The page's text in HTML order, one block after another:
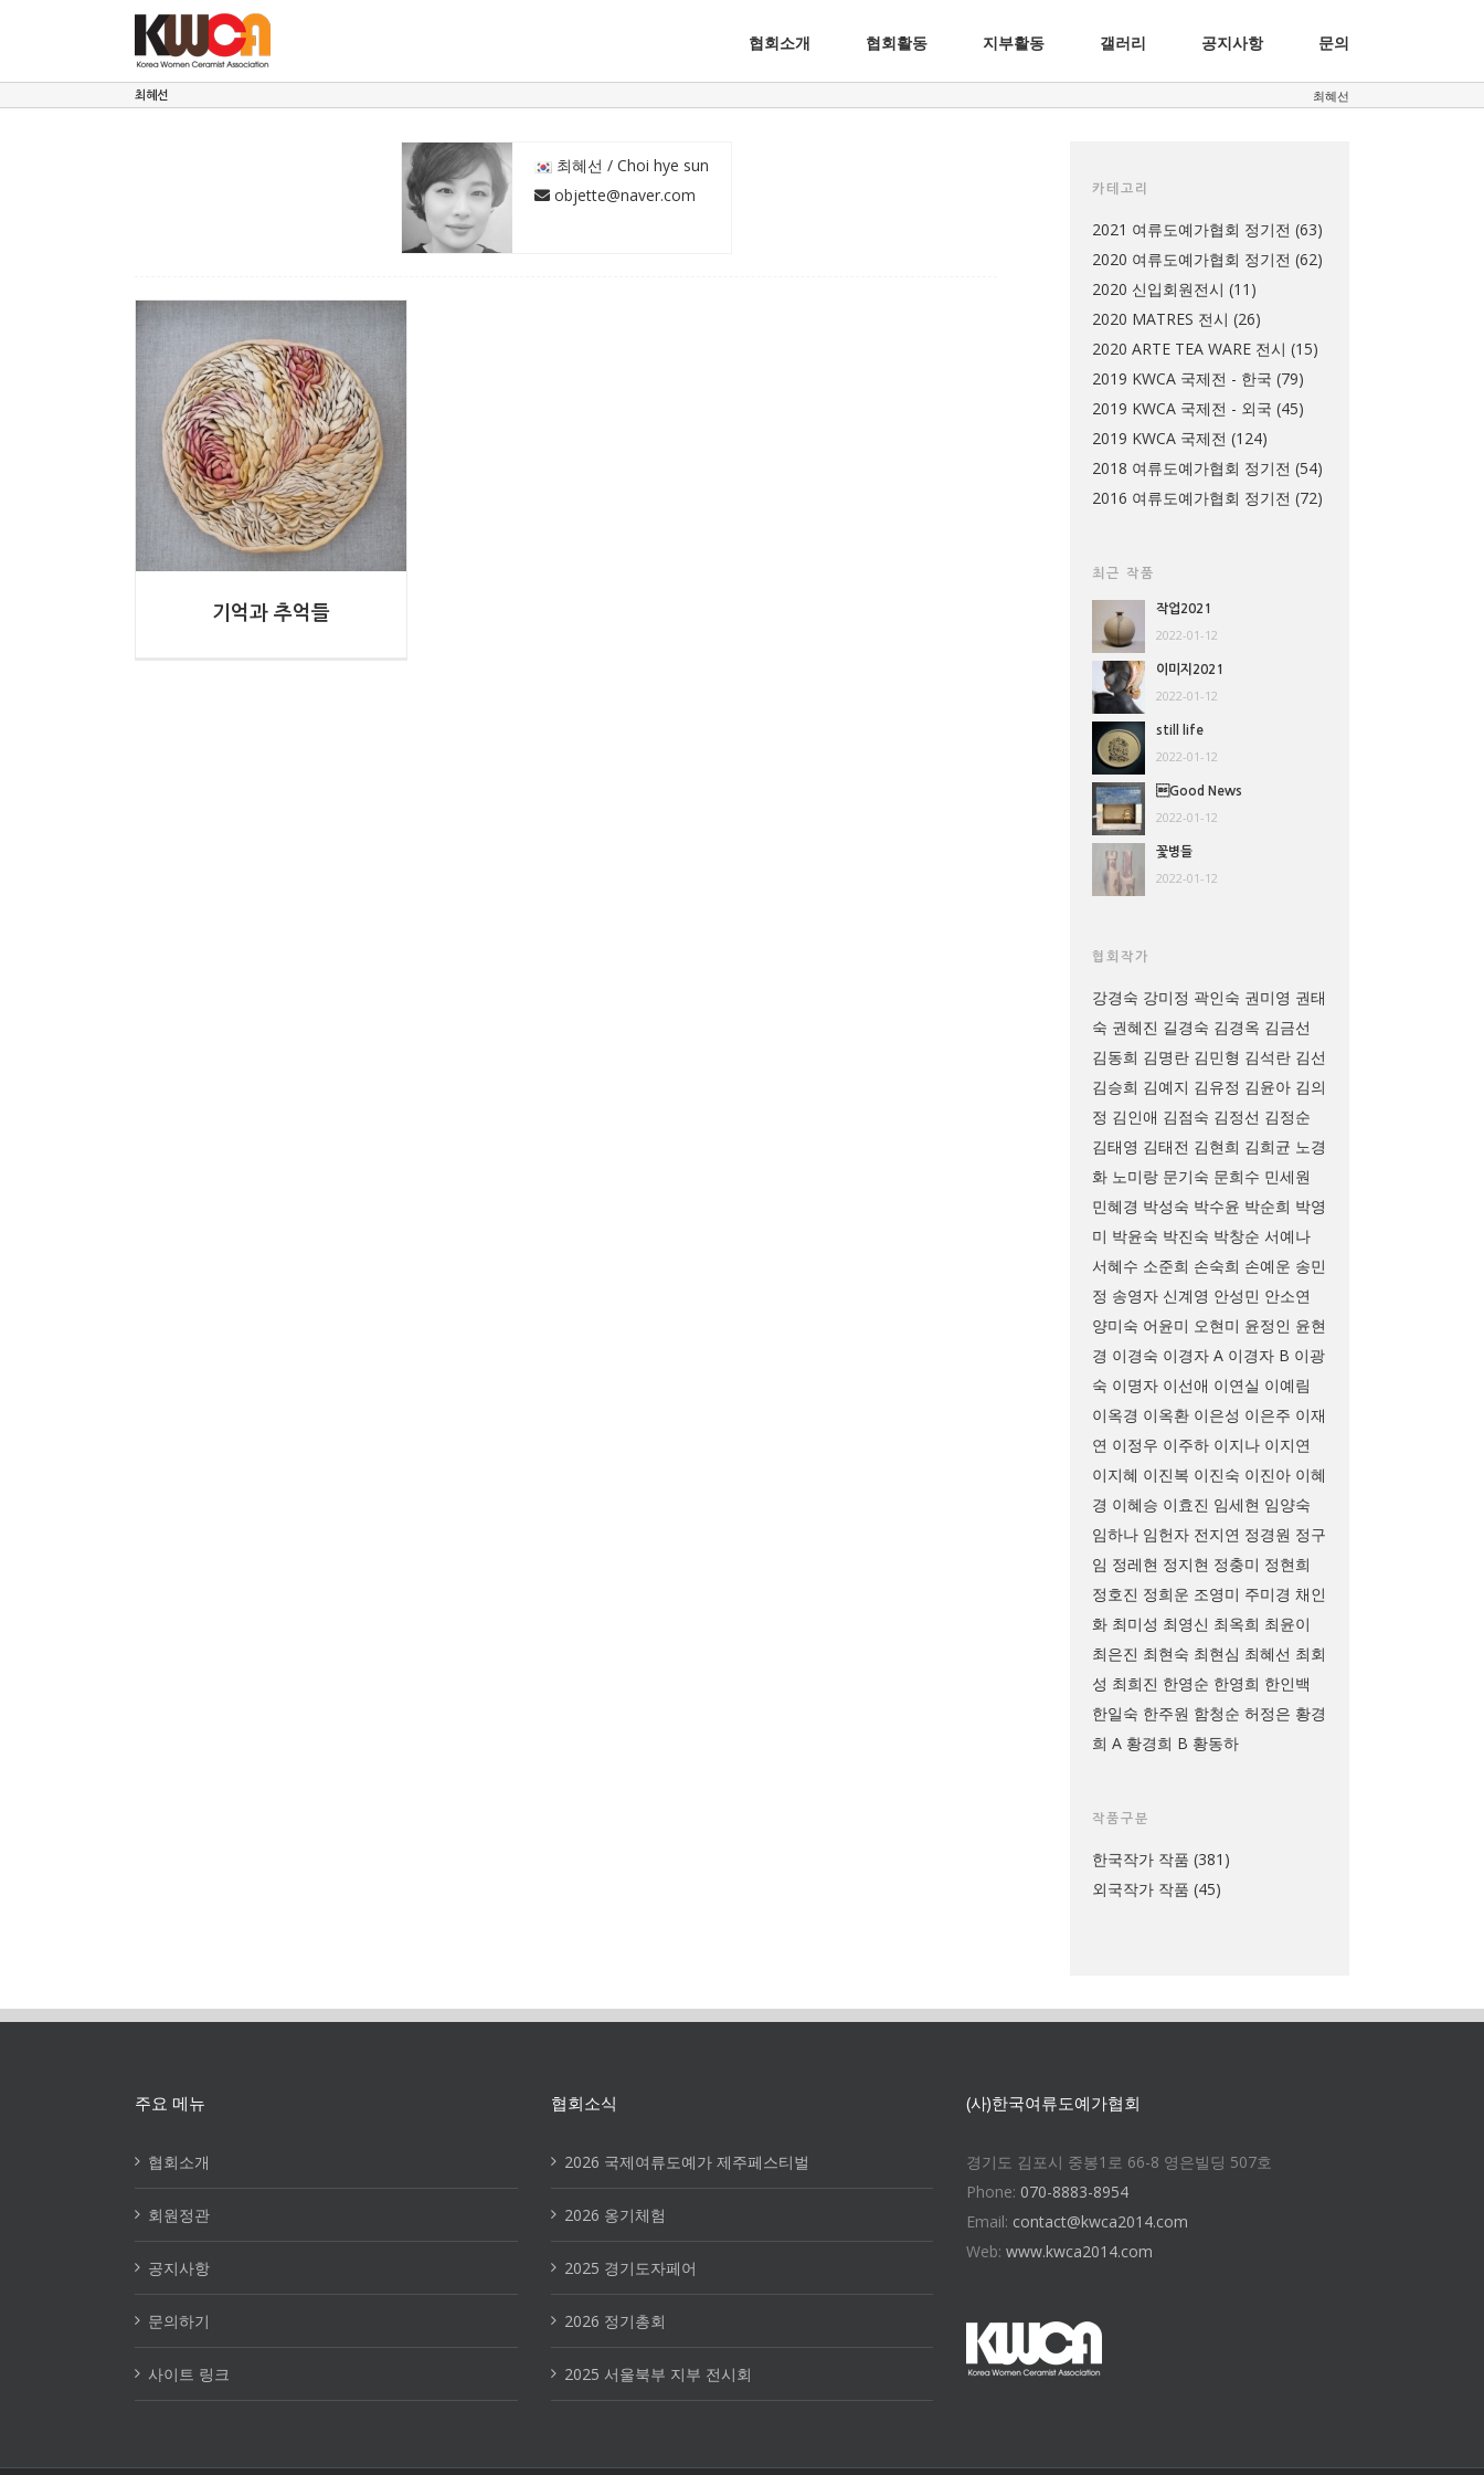
협회소개 협회활동 지부활동 갤러리 공지사항 문의
최혜선 최혜선
최혜선 / Choi hye sun
objette@naver.com
기억과 추억들
카테고리
2021 여류도예가협회 정기전 (63)
2020 여류도예가협회 정기전 (62)
2020 신입회원전시 (11)
2020 MATRES 전시 (26)
2020 ARTE TEA WARE 전시 (15)
2019 KWCA 국제전 - 한국 (79)
2019 KWCA 국제전 - 외국 (45)
2019 KWCA 국제전 (124)
2018 여류도예가협회 정기전 (54)
2016 여류도예가협회 정기전 (72)
최근 작품
작업2021
2022-01-12
이미지2021
2022-01-12
still life
2022-01-12
Good News
2022-01-12
꽃병들
2022-01-12
협회작가
강경숙 강미정 곽인숙 권미영 권태
숙 권혜진 길경숙 김경옥 김금선
김동희 김명란 김민형 김석란 김선
김승희 김예지 김유정 김윤아 김의
정 김인애 김점숙 김정선 김정순
김태영 김태전 김현희 김희균 노경
화 노미랑 문기숙 문희수 민세원
민혜경 박성숙 박수윤 박순희 박영
미 박윤숙 박진숙 박창순 서예나
서혜수 소준희 손숙희 손예운 송민
정 송영자 신계영 안성민 안소연
양미숙 어윤미 오현미 윤정인 윤현
경 이경숙 이경자 A 이경자 B 이광
숙 이명자 이선애 이연실 이예림
이옥경 이옥환 이은성 이은주 이재
연 이정우 이주하 이지나 이지연
이지혜 이진복 이진숙 이진아 이혜
경 이혜승 이효진 임세현 임양숙
임하나 임헌자 전지연 정경원 정구
임 정레현 정지현 정충미 정현희
정호진 정희운 조영미 주미경 채인
화 최미성 최영신 최옥희 최윤이
최은진 최현숙 최현심 최혜선 최회
성 최희진 한영순 한영희 한인백
한일숙 한주원 함청순 허정은 황경
희 A 황경희 B 황동하
작품구분
한국작가 작품 (381)
외국작가 작품 (45)
주요 메뉴
협회소개
회원정관
공지사항
문의하기
사이트 링크
협회소식
2026 국제여류도예가 제주페스티벌
2026 옹기체험
2025 경기도자페어
2026 정기총회
2025 서울북부 지부 전시회
(사)한국여류도예가협회
경기도 김포시 중봉1로 66-8 영은빌딩 507호
Phone: 070-8883-8954
Email: contact@kwca2014.com
Web:www.kwca2014.com